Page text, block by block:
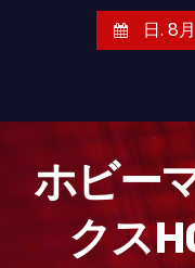
日. 8
ホビー
クス